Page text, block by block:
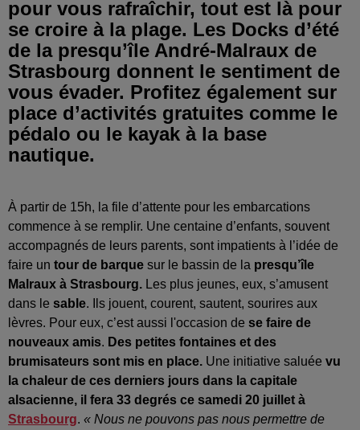
pour vous rafraîchir, tout est là pour
se croire à la plage. Les Docks d’été
de la presqu’île André-Malraux de
Strasbourg donnent le sentiment de
vous évader. Profitez également sur
place d’activités gratuites comme le
pédalo ou le kayak à la base
nautique.
À partir de 15h, la file d’attente pour les embarcations
commence à se remplir. Une centaine d’enfants, souvent
accompagnés de leurs parents, sont impatients à l’idée de
faire un tour de barque sur le bassin de la presqu’île
Malraux à Strasbourg. Les plus jeunes, eux, s’amusent
dans le sable. Ils jouent, courent, sautent, sourires aux
lèvres. Pour eux, c’est aussi l'occasion de se faire de
nouveaux amis. Des petites fontaines et des
brumisateurs sont mis en place. Une initiative saluée vu
la chaleur de ces derniers jours dans la capitale
alsacienne, il fera 33 degrés ce samedi 20 juillet à
Strasbourg. « Nous ne pouvons pas nous permettre de